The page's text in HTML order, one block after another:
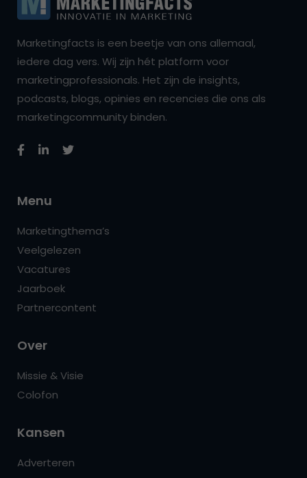
Marketingfacts is een beetje van ons allemaal,
iedere dag vers. Wij zijn hét platform voor
marketingprofessionals. Het zijn de insights,
podcasts, blogs, opinies en recencies die ons als
marketingcommunity binden.
Menu
Marketingthema’s
Veelgelezen
Vacatures
Jaarboek
Partnercontent
Over
Missie & Visie
Colofon
Kansen
Adverteren